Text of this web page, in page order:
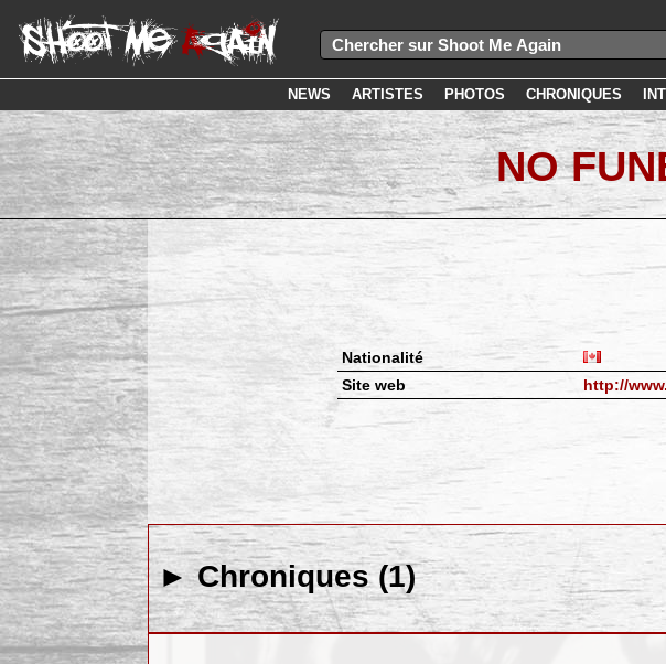
NEWS ARTISTES PHOTOS CHRONIQUES
NO
Nationalité
Site web
http://
► Chroniques (1)